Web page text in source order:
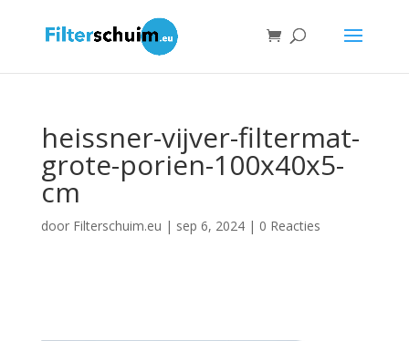
heissner-vijver-filtermat-
grote-porien-100x40x5-
cm
door Filterschuim.eu | sep 6, 2024| 0 Reacties